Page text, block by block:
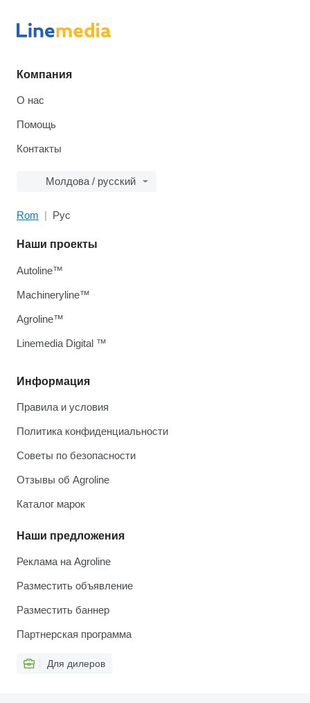
Компания
О нас
Помощь
Контакты
Молдова / русский
Rom Рус
Информация
Правила и условия
Политика конфиденциальности
Советы по безопасности
Отзывы об Agroline
Каталог марок
Наши предложения
Реклама на Agroline
Разместить объявление
Разместить баннер
Партнерская программа
Для дилеров
Наши проекты
Autoline™
Machineryline™
Agroline™
Linemedia Digital ™